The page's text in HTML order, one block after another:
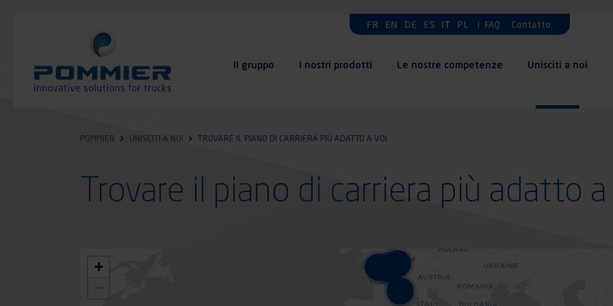
FR EN DE ES IT PL FAQ Contatto
Il gruppo I nostri prodotti Le nostre competenze Unisciti a noi
POMMIER UNISCITI A NOI TROVARE IL PIANO DI CARRIERA PIÙ ADATTO A VOI
Trovare il piano di carriera più adatto
+